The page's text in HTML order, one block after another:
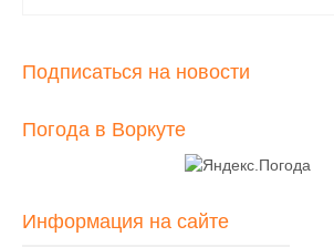
Подписаться на новости
Погода в Воркуте
Информация на сайте